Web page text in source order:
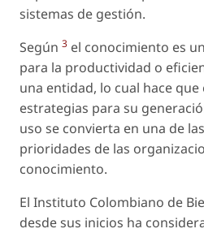
sistemas de gestión.
Según 3 el conocimiento es
para la productividad o
una entidad, lo cual hace
estrategias para su
uso se convierta en una de
prioridades de las
conocimiento.
El Instituto Colombiano de
desde sus inicios ha